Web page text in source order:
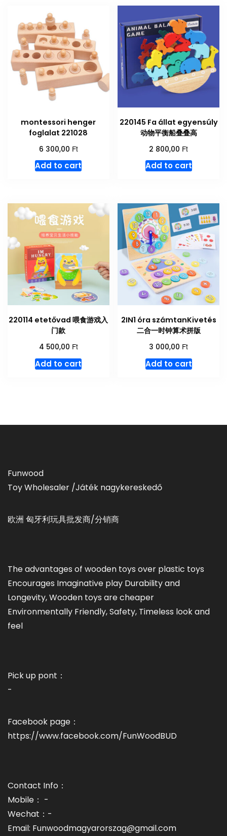
montessori henger
foglalat 221028
6 300,00 Ft
Add to cart
220145 Fa állat egyensúly
动物平衡船叠叠高
2 800,00 Ft
Add to cart
220114 etetővad 喂食游戏入
门款
4 500,00 Ft
Add to cart
2IN1 óra számtanKivetés
二合一时钟算术拼版
3 000,00 Ft
Add to cart
Funwood
Toy Wholesaler /Játék nagykereskedő
欧洲 匈牙利玩具批发商/分销商
The advantages of wooden toys over plastic toys
Encourages Imaginative play Durability and
Longevity, Wooden toys are cheaper
Environmentally Friendly, Safety, Timeless look and
feel
Pick up pont：
-
Facebook page：
https://www.facebook.com/FunWoodBUD
Contact Info：
Mobile： -
Wechat：-
Email: Funwoodmagyarorszag@gmail.com